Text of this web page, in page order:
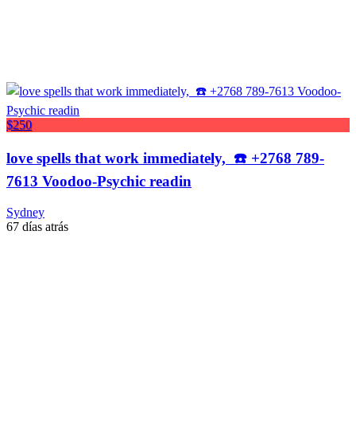
$250
love spells that work immediately, ☎️ +2768 789-
7613 Voodoo-Psychic readin
Sydney
67 días atrás